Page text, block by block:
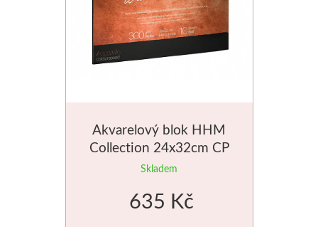
Akvarelový blok HHM
Collection 24x32cm CP
300g
Skladem
635 Kč